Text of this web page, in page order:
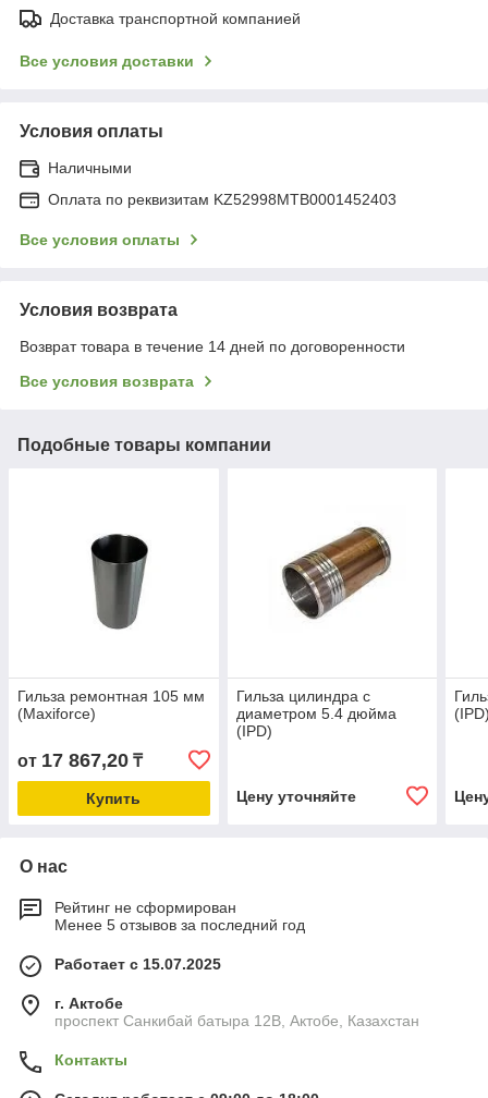
Доставка транспортной компанией
Все условия доставки
Условия оплаты
Наличными
Оплата по реквизитам KZ52998MTB0001452403
Все условия оплаты
Условия возврата
Возврат товара в течение 14 дней по договоренности
Все условия возврата
Подобные товары компании
Гильза ремонтная 105 мм
(Maxiforce)
от 17 867,20 ₸
Купить
Гильза цилиндра с
диаметром 5.4 дюйма
(IPD)
Цену уточняйте
О нас
Рейтинг не сформирован
Менее 5 отзывов за последний год
Работает с 15.07.2025
г. Актобе
проспект Санкибай батыра 12В, Актобе, Казахстан
Контакты